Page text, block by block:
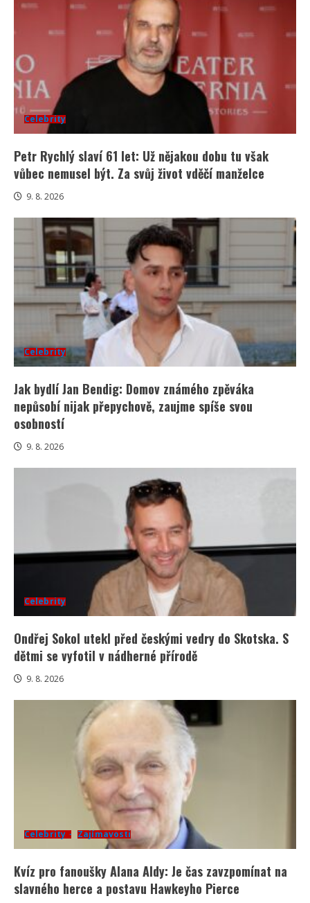
Celebrity
Petr Rychlý slaví 61 let: Už nějakou dobu tu však
vůbec nemusel být. Za svůj život vděčí manželce
9. 8. 2026
Celebrity
Jak bydlí Jan Bendig: Domov známého zpěváka
nepůsobí nijak přepychově, zaujme spíše svou
osobností
9. 8. 2026
Celebrity
Ondřej Sokol utekl před českými vedry do Skotska. S
dětmi se vyfotil v nádherné přírodě
9. 8. 2026
Celebrity Zajímavosti
Kvíz pro fanoušky Alana Aldy: Je čas zavzpomínat na
slavného herce a postavu Hawkeyho Pierce